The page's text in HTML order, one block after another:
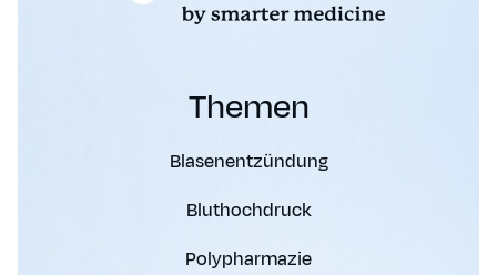
Themen
Blasenentzündung
Bluthochdruck
Polypharmazie